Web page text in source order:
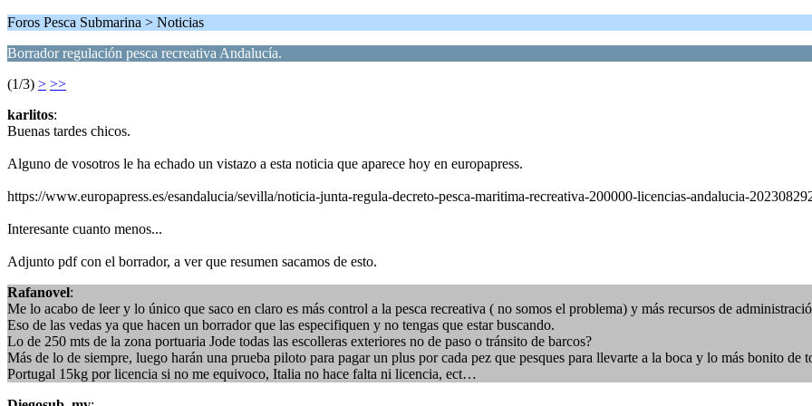
Foros Pesca Submarina > Noticias
Borrador regulación pesca recreativa Andalucía.
(1/3) > >>
karlitos:
Buenas tardes chicos.
Alguno de vosotros le ha echado un vistazo a esta noticia que aparece hoy en europapress.
https://www.europapress.es/esandalucia/sevilla/noticia-junta-regula-decreto-pesca-maritima-recreativa-200000-licencias-andalucia-
Interesante cuanto menos...
Adjunto pdf con el borrador, a ver que resumen sacamos de esto.
Rafanovel:
Me lo acabo de leer y lo único que saco en claro es más control a la pesca recreativa ( no somos el problema) y más recursos de
Eso de las vedas ya que hacen un borrador que las especifiquen y no tengas que estar buscando.
Lo de 250 mts de la zona portuaria Jode todas las escolleras exteriores no de paso o tránsito de barcos?
Más de lo de siempre, luego harán una prueba piloto para pagar un plus por cada pez que pesques para llevarte a la boca y lo más bonito
Portugal 15kg por licencia si no me equivoco, Italia no hace falta ni licencia, ect…